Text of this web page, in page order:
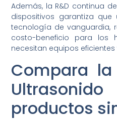
Además, la R&D continua
dispositivos garantiza
tecnología de vanguardia,
costo-beneficio para los
necesitan equipos eficientes
Compara la
productos